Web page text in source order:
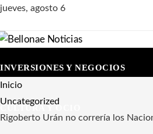
jueves, agosto 6
INVERSIONES Y NEGOCIOS
CULTURA Y OCIO
Inicio
Uncategorized
Rigoberto Urán no correría los